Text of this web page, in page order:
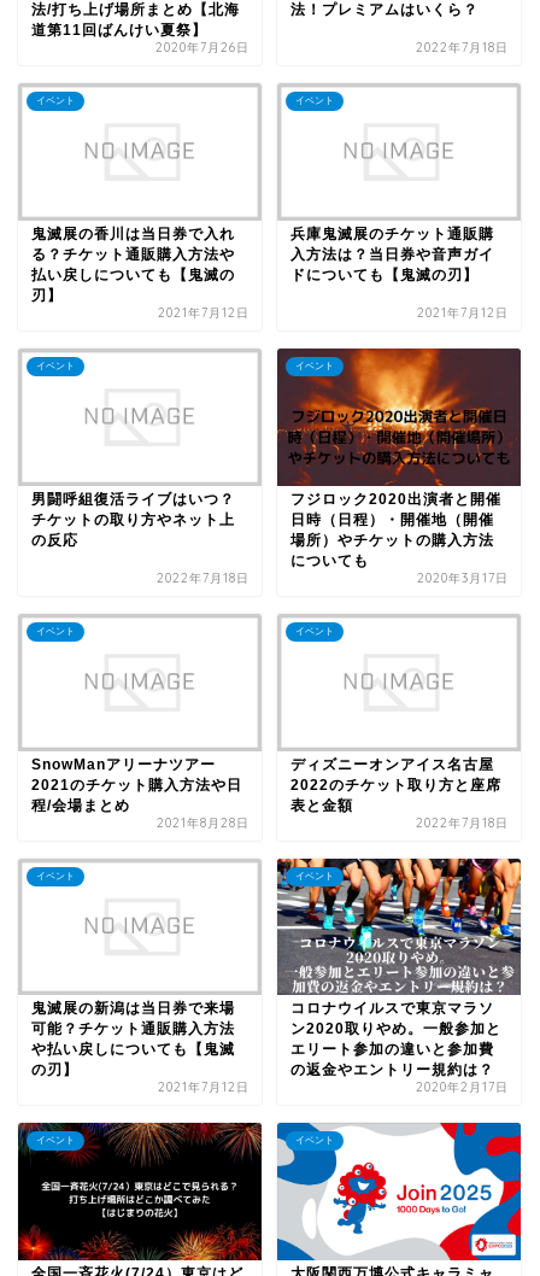
法/打ち上げ場所まとめ【北海
道第11回ばんけい夏祭】
2020年7月26日
法！プレミアムはいくら？
2022年7月18日
イベント
鬼滅展の香川は当日券で入れ
る？チケット通販購入方法や
払い戻しについても【鬼滅の
刃】
2021年7月12日
イベント
兵庫鬼滅展のチケット通販購
入方法は？当日券や音声ガイ
ドについても【鬼滅の刃】
2021年7月12日
イベント
男闘呼組復活ライブはいつ？
チケットの取り方やネット上
の反応
2022年7月18日
イベント
フジロック2020出演者と開催
日時（日程）・開催地（開催
場所）やチケットの購入方法
についても
2020年3月17日
イベント
SnowManアリーナツアー
2021のチケット購入方法や日
程/会場まとめ
2021年8月28日
イベント
ディズニーオンアイス名古屋
2022のチケット取り方と座席
表と金額
2022年7月18日
イベント
鬼滅展の新潟は当日券で来場
可能？チケット通販購入方法
や払い戻しについても【鬼滅
の刃】
2021年7月12日
イベント
コロナウイルスで東京マラソ
ン2020取りやめ。一般参加と
エリート参加の違いと参加費
の返金やエントリー規約は？
2020年2月17日
イベント イベント